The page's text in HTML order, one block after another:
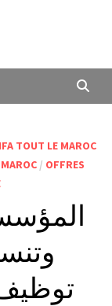
TOUT LE MAROC
/ OFFRES